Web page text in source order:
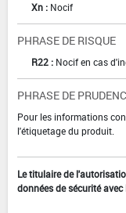
Xn : Nocif
PHRASE DE RISQUE
R22 : Nocif en cas
PHRASE DE
Pour les informations
l'étiquetage du produit.
Le titulaire de
données de sécurité